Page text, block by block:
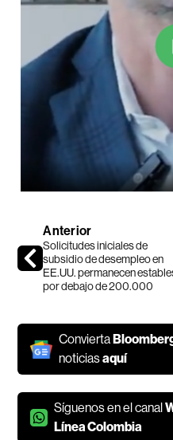
Anterior
Solicitudes iniciales de
subsidio de desempleo en
EE.UU. permanecen
por debajo de 200.000
Convierta
noticiasaquí
Síguenos en el canal
Línea Colombia